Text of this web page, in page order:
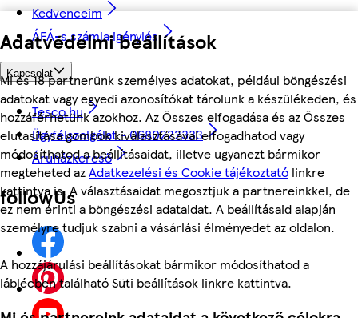
Adatvédelmi beállítások
Mi és 18 partnerünk személyes adatokat, például böngészési
adatokat vagy egyedi azonosítókat tárolunk a készülékeden, és
hozzáférhetünk azokhoz. Az Összes elfogadása és az Összes
elutasítása gombok kiválasztásával elfogadhatod vagy
módosíthatod a beállításaidat, illetve ugyanezt bármikor
megteheted azAdatkezelési és Cookie tájékoztató linkre
kattintva is. A választásaidat megosztjuk a partnereinkkel, de
ez nem érinti a böngészési adataidat. A beállításaid alapján
személyre tudjuk szabni a vásárlási élményedet az oldalon.
A hozzájárulási beállításokat bármikor módosíthatod a
láblécben található Süti beállítások linkre kattintva.
Kedvenceim
ÁFÁ-s számla igénylés
Kapcsolat
Tesco.hu
Ügyfélszolgálat - 0680222333
Áruházkereső
followUs